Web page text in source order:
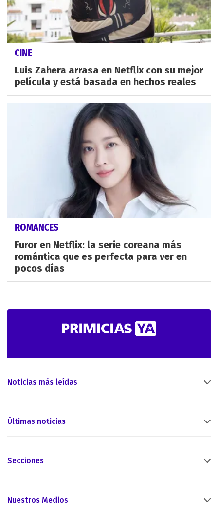
CINE
Luis Zahera arrasa en Netflix con su mejor
película y está basada en hechos reales
ROMANCES
Furor en Netflix: la serie coreana más
romántica que es perfecta para ver en
pocos días
Noticias más leídas
Últimas noticias
Secciones
Nuestros Medios